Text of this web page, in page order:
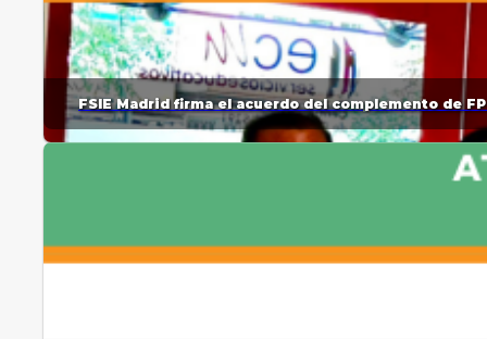
FSIE Madrid firma el acuerdo del complemento de